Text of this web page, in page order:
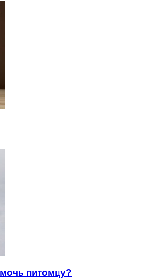
питомцу?